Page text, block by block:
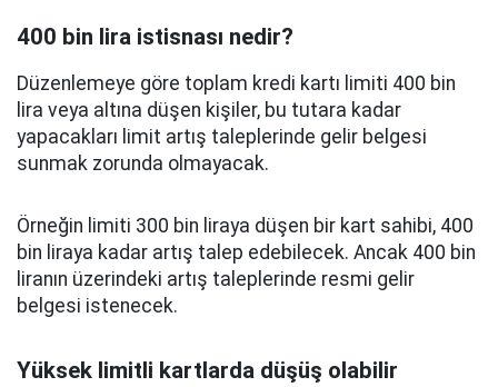
400 bin lira istisnası nedir?
Düzenlemeye göre toplam kredi kartı limiti 400 bin
lira veya altına düşen kişiler, bu tutara kadar
yapacakları limit artış taleplerinde gelir belgesi
sunmak zorunda olmayacak.
Örneğin limiti 300 bin liraya düşen bir kart sahibi, 400
bin liraya kadar artış talep edebilecek. Ancak 400 bin
liranın üzerindeki artış taleplerinde resmi gelir
belgesi istenecek.
Yüksek limitli kartlarda düşüş olabilir